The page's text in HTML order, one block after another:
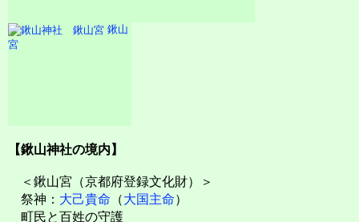
鍬山
宮
【鍬山神社の境内】
＜鍬山宮（京都府登録文化財）＞
祭神： 大己貴命 （大国主命）
町民と百姓の守護